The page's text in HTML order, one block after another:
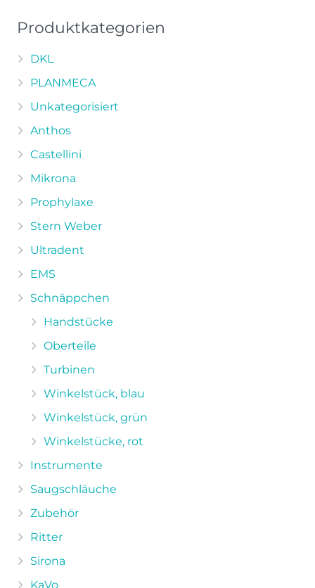
Produktkategorien
DKL
PLANMECA
Unkategorisiert
Anthos
Castellini
Mikrona
Prophylaxe
Stern Weber
Ultradent
EMS
Schnäppchen
Handstücke
Oberteile
Turbinen
Winkelstück, blau
Winkelstück, grün
Winkelstücke, rot
Instrumente
Saugschläuche
Zubehör
Ritter
Sirona
KaVo